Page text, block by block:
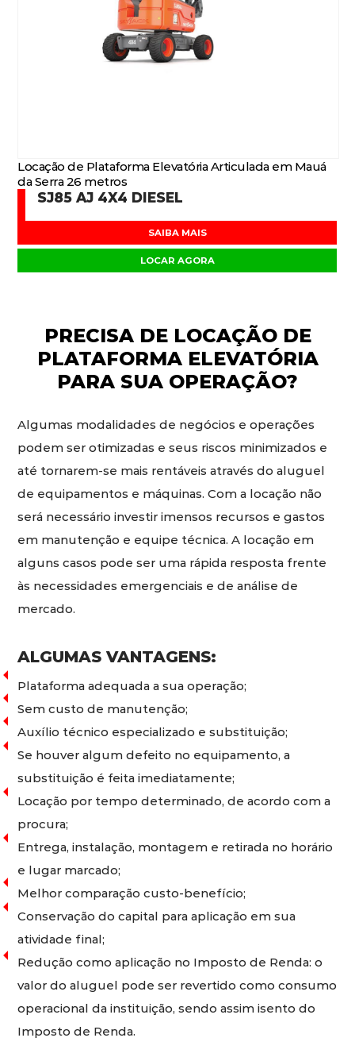
Locação de Plataforma Elevatória Articulada em Mauá
da Serra 26 metros
SJ85 AJ 4X4 DIESEL
SAIBA MAIS
LOCAR AGORA
PRECISA DE LOCAÇÃO DE
PLATAFORMA ELEVATÓRIA
PARA SUA OPERAÇÃO?
Algumas modalidades de negócios e operações
podem ser otimizadas e seus riscos minimizados e
até tornarem-se mais rentáveis através do aluguel
de equipamentos e máquinas. Com a locação não
será necessário investir imensos recursos e gastos
em manutenção e equipe técnica. A locação em
alguns casos pode ser uma rápida resposta frente
às necessidades emergenciais e de análise de
mercado.
ALGUMAS VANTAGENS:
Plataforma adequada a sua operação;
Sem custo de manutenção;
Auxílio técnico especializado e substituição;
Se houver algum defeito no equipamento, a
substituição é feita imediatamente;
Locação por tempo determinado, de acordo com a
procura;
Entrega, instalação, montagem e retirada no horário
e lugar marcado;
Melhor comparação custo-benefício;
Conservação do capital para aplicação em sua
atividade final;
Redução como aplicação no Imposto de Renda: o
valor do aluguel pode ser revertido como consumo
operacional da instituição, sendo assim isento do
Imposto de Renda.